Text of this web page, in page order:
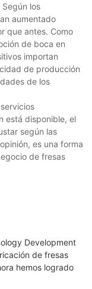
los
aumentado
que antes. Como
de boca en
importan
de producción
de los
está disponible, el
según las
es una forma
de fresas
Development
de fresas
hemos logrado